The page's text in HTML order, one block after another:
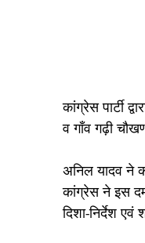
कांग्रेस पार्टी
व गाँव गढ़ी
अनिल यादव ने
कांग्रेस ने इस
दिशा-निर्देश